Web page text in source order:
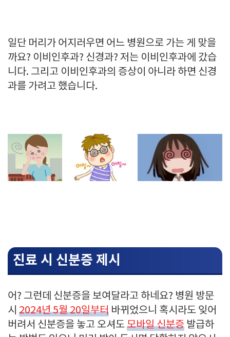
일단 머리가 어지러우면 어느 병원으로 가는 게 맞을
까요? 이비인후과? 신경과? 저는 이비인후과에 갔습
니다. 그리고 이비인후과의 증상이 아니라 하면 신경
과를 가려고 했습니다.
진료 시 신분증 제시
어? 그런데 신분증을 보여달라고 하네요? 병원 방문
시 2024년 5월 20일부터 바뀌었으니 혹시라도 잊어
버려서 신분증을 놓고 오셔도모바일 신분증 발급하